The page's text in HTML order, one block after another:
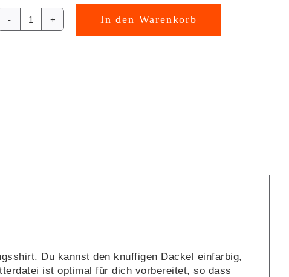
DACKELmatrose
Plotterdatei
In den Warenkorb
Du kannst den knuffigen Dackel einfarbig,
ist optimal für dich vorbereitet, so dass